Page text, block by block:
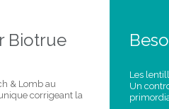
Biotrue
& Lomb au
corrigeant la
Les
Un